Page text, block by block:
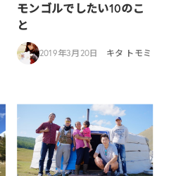
モンゴルでしたい10のこ
と
2019年3月20日 キタ トモミ